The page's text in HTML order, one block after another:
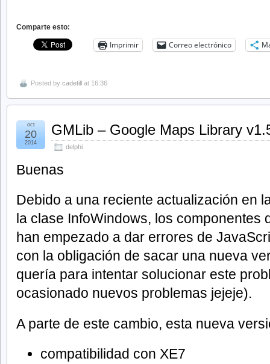
Comparte esto:
Imprimir Correo electrónico
Posted by cadetill at 16:36
GMLib – Google Maps Library
delphi
oct
20
2014
Buenas
Debido a una reciente actualización en
la clase InfoWindows, los componentes
han empezado a dar errores de
con la obligación de sacar una nueva
quería para intentar solucionar este
ocasionado nuevos problemas jejeje).
A parte de este cambio, esta nueva
compatibilidad con XE7